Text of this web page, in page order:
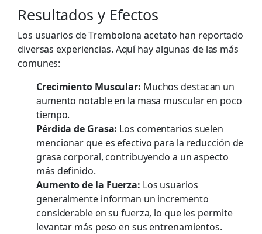
Resultados y Efectos
Los usuarios de Trembolona acetato han reportado
diversas experiencias. Aquí hay algunas de las más
comunes:
Crecimiento Muscular: Muchos destacan un
aumento notable en la masa muscular en poco
tiempo.
Pérdida de Grasa: Los comentarios suelen
mencionar que es efectivo para la reducción de
grasa corporal, contribuyendo a un aspecto
más definido.
Aumento de la Fuerza: Los usuarios
generalmente informan un incremento
considerable en su fuerza, lo que les permite
levantar más peso en sus entrenamientos.